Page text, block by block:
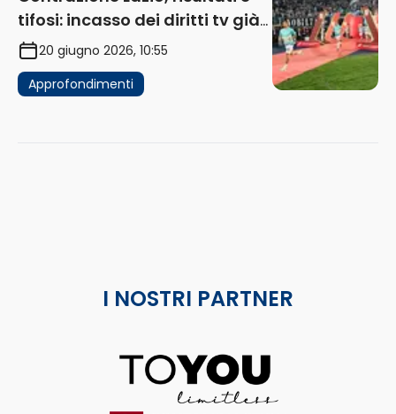
tifosi: incasso dei diritti tv già
in flessione
20 giugno 2026, 10:55
Approfondimenti
I NOSTRI PARTNER